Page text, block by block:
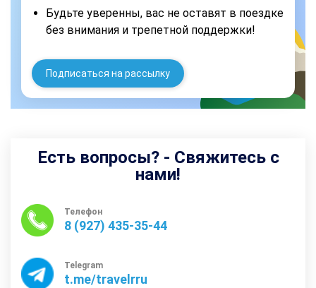
Будьте уверенны, вас не оставят в поездке
без внимания и трепетной поддержки!
Подписаться на рассылку
Есть вопросы? - Свяжитесь с
нами!
Телефон
8 (927) 435-35-44
Telegram
t.me/travelrru